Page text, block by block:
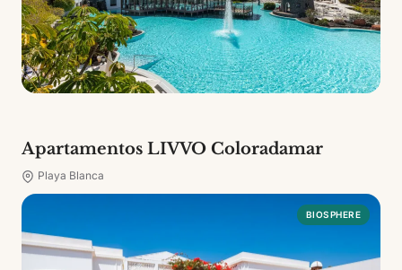
Apartamentos LIVVO Coloradamar
Playa Blanca
BIOSPHERE